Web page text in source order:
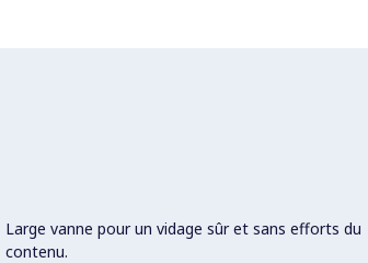
Large vanne pour un vidage sûr et sans efforts du
contenu.